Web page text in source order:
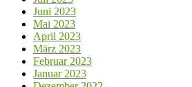
Juni 2023
Mai 2023
April 2023
März 2023
Februar 2023
Januar 2023